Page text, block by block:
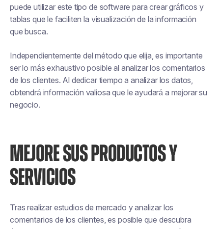
puede utilizar este tipo de software para crear gráficos y
tablas que le faciliten la visualización de la información
que busca.
Independientemente del método que elija, es importante
ser lo más exhaustivo posible al analizar los comentarios
de los clientes. Al dedicar tiempo a analizar los datos,
obtendrá información valiosa que le ayudará a mejorar su
negocio.
MEJORE SUS PRODUCTOS Y
SERVICIOS
Tras realizar estudios de mercado y analizar los
comentarios de los clientes, es posible que descubra